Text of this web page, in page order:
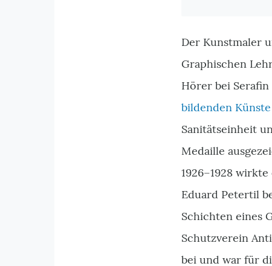
Der Kunstmaler
Graphischen
Hörer bei
bildenden
Sanitätseinheit
Medaille
1926–1928
Eduard Petertil
Schichten eines
Schutzverein
bei und war für